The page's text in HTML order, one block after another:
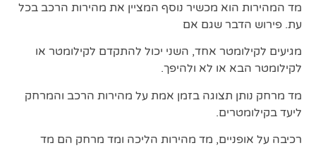
מד המהירות הוא מכשיר נוסף המציין את מהירות הרכב בכל
עת. פירוש הדבר שגם אם
מגיעים לקילומטר אחד, השני יכול להתקדם לקילומטר או
לקילומטר הבא או לא ולהיפך.
מד מרחק נותן תצוגה בזמן אמת על מהירות הרכב והמרחק
ליעד בקילומטרים.
רכיבה על אופניים, מד מהירות הליכה ומד מרחק הם מד